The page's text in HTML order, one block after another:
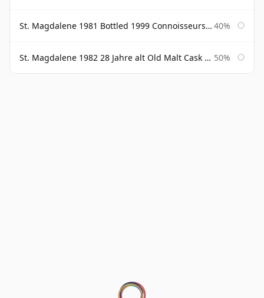
St. Magdalene 1981 Bottled 1999 Connoisseurs Choice Gordon & Macphail 40%
St. Magdalene 1982 28 Jahre alt Old Malt Cask #7093 Douglas Laing 50%